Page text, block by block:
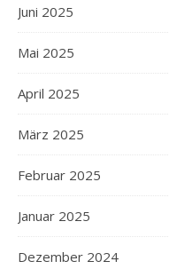
Juni 2025
Mai 2025
April 2025
März 2025
Februar 2025
Januar 2025
Dezember 2024